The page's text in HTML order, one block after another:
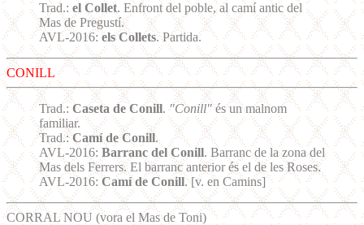
Trad.: el Collet. Enfront del poble, al camí antic del
Mas de Pregustí.
AVL-2016:els Collets. Partida.
CONILL
Trad.: Caseta de Conill."Conill"és un malnom
familiar.
Trad.:Camí de Conill.
AVL-2016: Barranc del Conill. Barranc de la zona del
Mas dels Ferrers. El barranc anterior és el de les Roses.
AVL-2016:Camí de Conill. [v. en Camins]
CORRAL NOU (vora el Mas de Toni)